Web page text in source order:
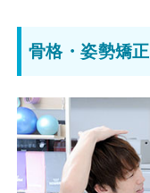
骨格・姿勢矯正